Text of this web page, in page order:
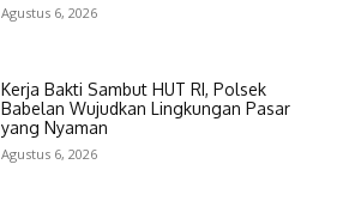
Agustus 6, 2026
Kerja Bakti Sambut HUT RI, Polsek
Babelan Wujudkan Lingkungan Pasar
yang Nyaman
Agustus 6, 2026